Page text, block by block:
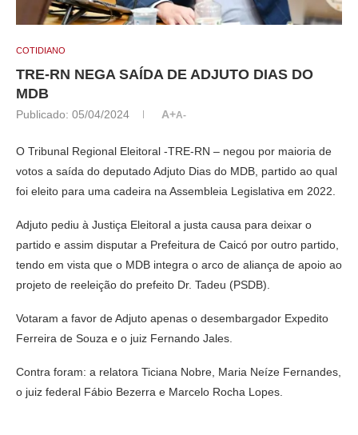
COTIDIANO
TRE-RN NEGA SAÍDA DE ADJUTO DIAS DO
MDB
Publicado: 05/04/2024 A+A-
O Tribunal Regional Eleitoral -TRE-RN – negou por maioria de
votos a saída do deputado Adjuto Dias do MDB, partido ao qual
foi eleito para uma cadeira na Assembleia Legislativa em 2022.
Adjuto pediu à Justiça Eleitoral a justa causa para deixar o
partido e assim disputar a Prefeitura de Caicó por outro partido,
tendo em vista que o MDB integra o arco de aliança de apoio ao
projeto de reeleição do prefeito Dr. Tadeu (PSDB).
Votaram a favor de Adjuto apenas o desembargador Expedito
Ferreira de Souza e o juiz Fernando Jales.
Contra foram: a relatora Ticiana Nobre, Maria Neíze Fernandes,
o juiz federal Fábio Bezerra e Marcelo Rocha Lopes.